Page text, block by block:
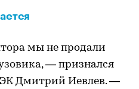
мы не продали
— признался
Дмитрий Иевлев. —